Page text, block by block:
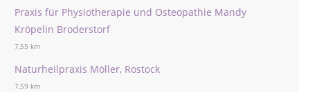
Praxis für Physiotherapie und Osteopathie Mandy
Kröpelin Broderstorf
7,55 km
Naturheilpraxis Möller, Rostock
7,59 km